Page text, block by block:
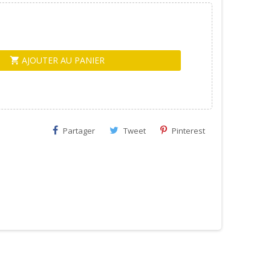
shopping_cart AJOUTER AU PANIER
Partager Tweet Pinterest